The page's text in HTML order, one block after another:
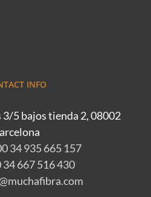
INFO
5 bajos tienda 2, 08002
34 935 665 157
34 667 516 430